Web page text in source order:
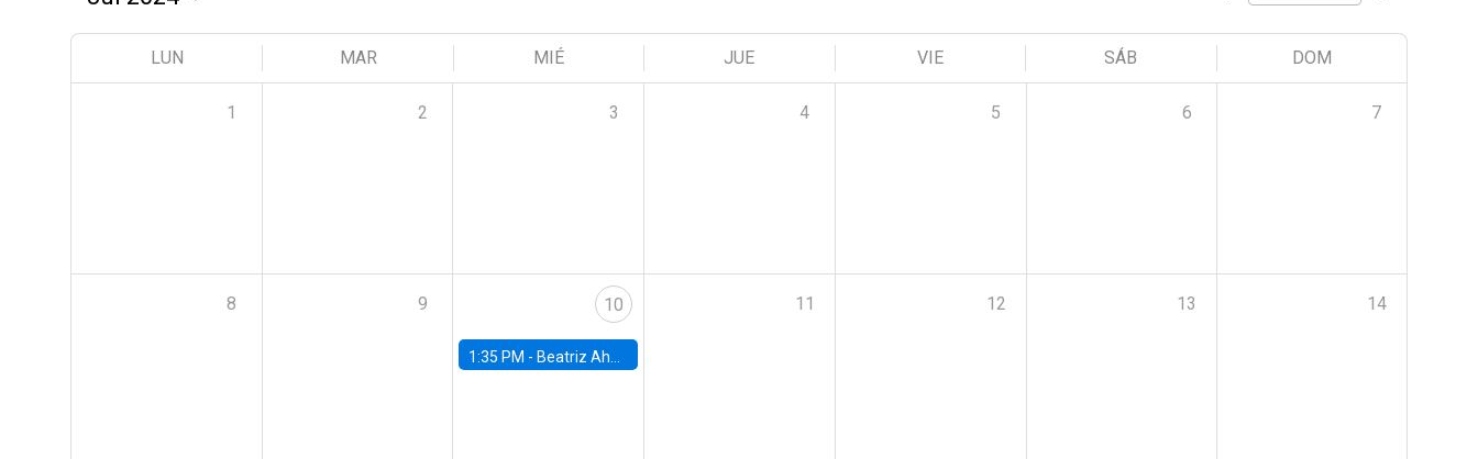
LUN MAR MIÉ JUE VIE SÁB DOM
1 2 3 4 5 6 7
8 9 10
1:35 PM - Beatriz Ahumada, PhD candidate, Universidad de Pittsburgh
11 12 13 14